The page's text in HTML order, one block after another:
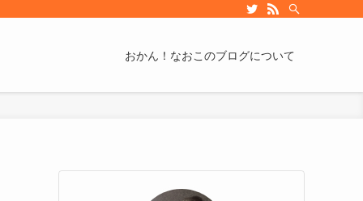
おかん！なおこのブログについて